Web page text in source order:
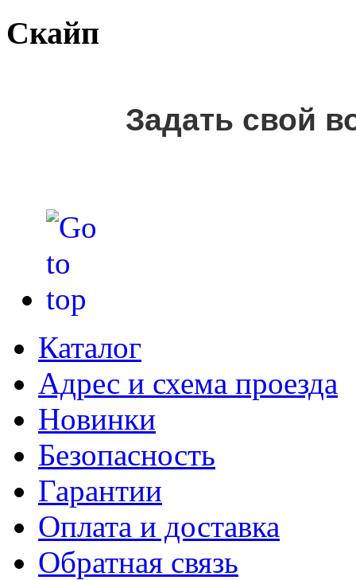
Скайп
Задать свой
Каталог
Адрес и схема проезда
Новинки
Безопасность
Гарантии
Оплата и доставка
Обратная связь